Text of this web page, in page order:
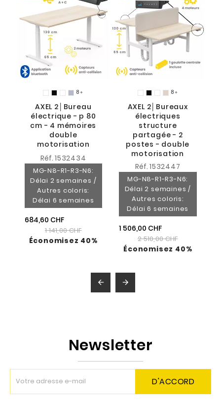
8 
AXEL 2│Bureau
électrique - p 80
cm - 4 mémoires
double
motorisation
Réf. 1532434
MG-N8-R1-R3-N6:
Délai 2 semaines /
Autres coloris:
Délai 6 semaines
684,60 CHF
1 141,00 CHF
Économisez 40%
8 
AXEL 2│Bureaux
électriques
structure
partagée - 2
postes - double
motorisation
Réf. 1532447
MG-N8-R1-R3-N6:
Délai 2 semaines /
Autres coloris:
Délai 6 semaines
1 506,00 CHF
2 510,00 CHF
Économisez 40%
 
Newsletter
D'ACCORD